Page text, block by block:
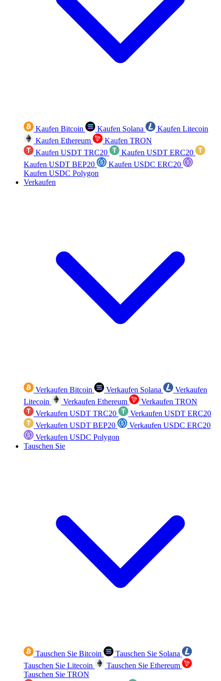
Kaufen Bitcoin Kaufen Solana
Kaufen Litecoin
Kaufen Ethereum
Kaufen TRON
Kaufen USDT TRC20
Kaufen USDT ERC20
Kaufen USDT BEP20
Kaufen USDC ERC20
Kaufen USDC Polygon
Verkaufen
Verkaufen Bitcoin Verkaufen Solana
Verkaufen
Litecoin
Verkaufen Ethereum
Verkaufen TRON
Verkaufen USDT TRC20
Verkaufen USDT ERC20
Verkaufen USDT BEP20
Verkaufen USDC ERC20
Verkaufen USDC Polygon
Tauschen Sie
Tauschen Sie Bitcoin
Tauschen Sie Solana
Tauschen Sie Litecoin
Tauschen Sie Ethereum
Tauschen Sie TRON